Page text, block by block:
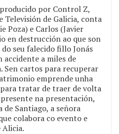
por Control Z,
Televisión de Galicia, conta
Poza) e Carlos (Javier
en destrucción ao que son
seu falecido fillo Jonás
accidente a miles de
Sen cartos para recuperar
emprende unha
tratar de traer de volta
na presentación,
de Santiago, a señora
colabora co evento e
Alicia.